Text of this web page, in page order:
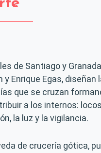
de Santiago y
Enrique Egas, diseñan
que se cruzan
a los internos:
la luz y la vigilancia.
de crucería gótica,